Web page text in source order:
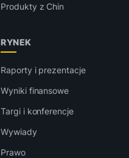
Produkty z Chin
RYNEK
Raporty i prezentacje
Wyniki finansowe
Targi i konferencje
Wywiady
Prawo